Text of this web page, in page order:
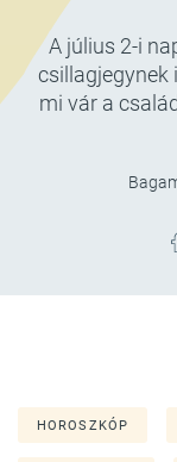
A július 2-i
csillagjegynek
mi vár a
HOROSZKÓP